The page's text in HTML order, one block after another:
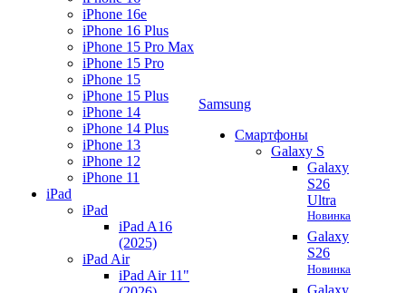
iPhone 16e
iPhone 16 Plus
iPhone 15 Pro Max
iPhone 15 Pro
iPhone 15
iPhone 15 Plus
iPhone 14
iPhone 14 Plus
iPhone 13
iPhone 12
iPhone 11
iPad
iPad
iPad A16
(2025)
iPad Air
iPad Air 11"
Samsung
Смартфоны
Galaxy S
Galaxy
S26
Ultra
Новинка
Galaxy
S26
Новинка
Galaxy